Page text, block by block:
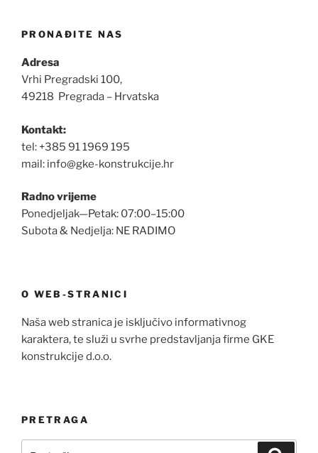
PRONAĐITE NAS
Adresa
Vrhi Pregradski 100,
49218 Pregrada – Hrvatska
Kontakt:
tel: +385 91 1969 195
mail: info@gke-konstrukcije.hr
Radno vrijeme
Ponedjeljak—Petak: 07:00–15:00
Subota & Nedjelja: NE RADIMO
O WEB-STRANICI
Naša web stranica je isključivo informativnog
karaktera, te služi u svrhe predstavljanja firme GKE
konstrukcije d.o.o.
PRETRAGA